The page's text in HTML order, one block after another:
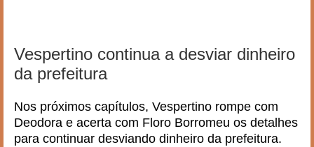
Vespertino continua a desviar dinheiro
da prefeitura
Nos próximos capítulos, Vespertino rompe com
Deodora e acerta com Floro Borromeu os detalhes
para continuar desviando dinheiro da prefeitura.